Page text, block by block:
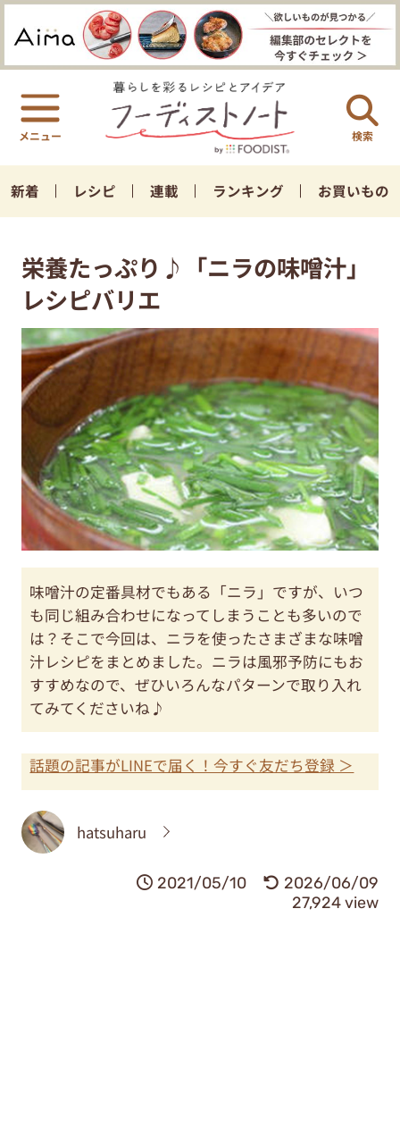
検索
新着 レシピ 連載 ランキング お買いもの
栄養たっぷり♪「ニラの味噌汁」
レシピバリエ
味噌汁の定番具材でもある「ニラ」ですが、いつ
も同じ組み合わせになってしまうことも多いので
は？そこで今回は、ニラを使ったさまざまな味噌
汁レシピをまとめました。ニラは風邪予防にもお
すすめなので、ぜひいろんなパターンで取り入れ
てみてくださいね♪
話題の記事がLINEで届く！今すぐ友だち登録 ＞
hatsuharu
2021/05/10
2026/06/09
27,924 view